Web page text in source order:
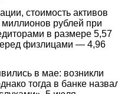
стоимость активов
рублей при
в размере 5,57
физлицами — 4,96
в мае: возникли
тогда в банке